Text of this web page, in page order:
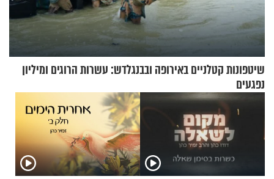
שיטפונות קטלניים באירופה ובבנגלדש: עשרות הרוגים ומיליון
נפגעים